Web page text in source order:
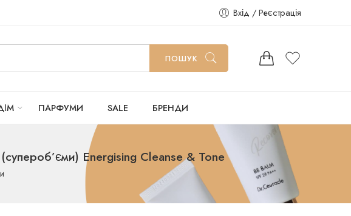
Вхід / Реєстрація
ПОШУК
ПАРФУМИ SALE БРЕНДИ
Energising Cleanse & Tone